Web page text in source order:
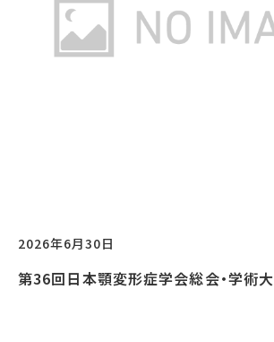
2026年6月30日
第36回日本顎変形症学会総会・学術